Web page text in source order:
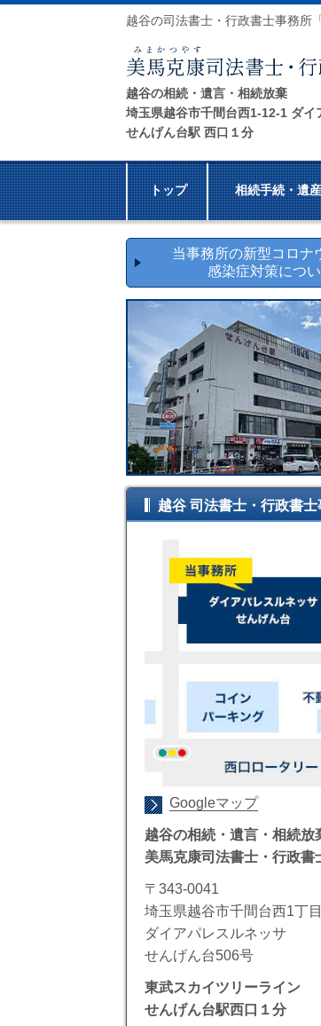
越谷の司法書士・行政書士事務所
越谷の相続・遺言・相続放棄
埼玉県越谷市千間台西1-12-1 ダ
せんげん台駅 西口１分
トップ 相続手続・遺
当事務所の新型コロナ
感染症対策につ
越谷 司法書士・行政書士
Googleマップ
越谷の相続・遺言・相続放
美馬克康司法書士・行政書
〒343-0041
埼玉県越谷市千間台西1丁
ダイアパレスルネッサ
せんげん台506号
東武スカイツリーライン
せんげん台駅西口１分